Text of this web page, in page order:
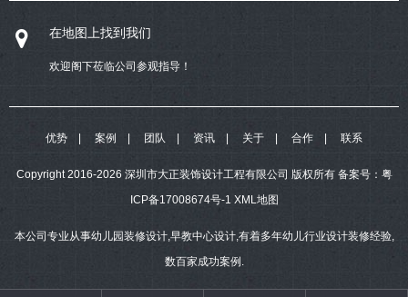
在地图上找到我们
欢迎阁下莅临公司参观指导！
优势 案例 团队 资讯 关于 合作 联系
Copyright 2016-2026 深圳市大正装饰设计工程有限公司 版权所有 备案号： 粤
ICP备17008674号-1 XML地图
本公司专业从事幼儿园装修设计,早教中心设计,有着多年幼儿行业设计装修经验,
数百家成功案例.